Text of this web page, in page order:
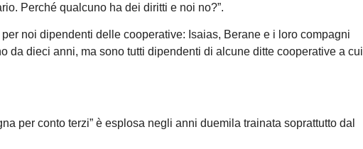
Perché qualcuno ha dei diritti e noi no?”.
noi dipendenti delle cooperative: Isaias, Berane e i loro compagni
da dieci anni, ma sono tutti dipendenti di alcune ditte cooperative a cui
per conto terzi” è esplosa negli anni duemila trainata soprattutto dal